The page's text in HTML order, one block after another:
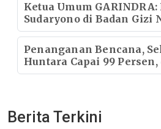
Ketua Umum
Sudaryono di Badan Gizi
Menentukan Kualitas
Pembangunan Indonesia
Penanganan Bencana,
Huntara Capai 99
Pemulihan Infrastruktur
Berita Terkini